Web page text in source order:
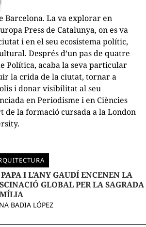
Barcelona. La va explorar en
Press de Catalunya, on es va
i en el seu ecosistema polític,
Després d’un pas de quatre
Política, acaba la seva particular
la crida de la ciutat, tornar a
i donar visibilitat al seu
en Periodisme i en Ciències
de la formació cursada a la London
I L’ANY GAUDÍ ENCENEN LA
GLOBAL PER LA SAGRADA
BADIA LÓPEZ